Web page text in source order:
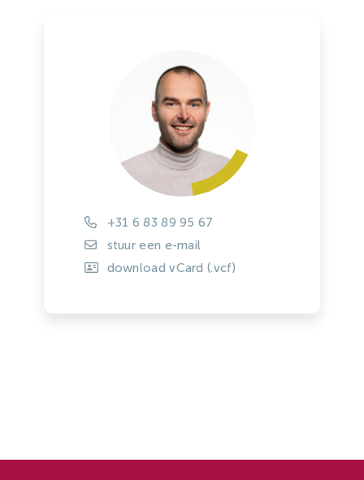
+31 6 83 89 95 67
stuur een e-mail
download vCard (.vcf)